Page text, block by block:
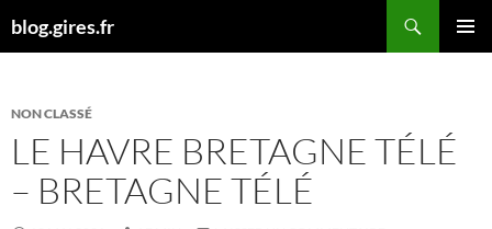
aublog.gires.fr
NON CLASSÉ
LE HAVRE BRETAGNE TÉLÉ
– BRETAGNE TÉLÉ